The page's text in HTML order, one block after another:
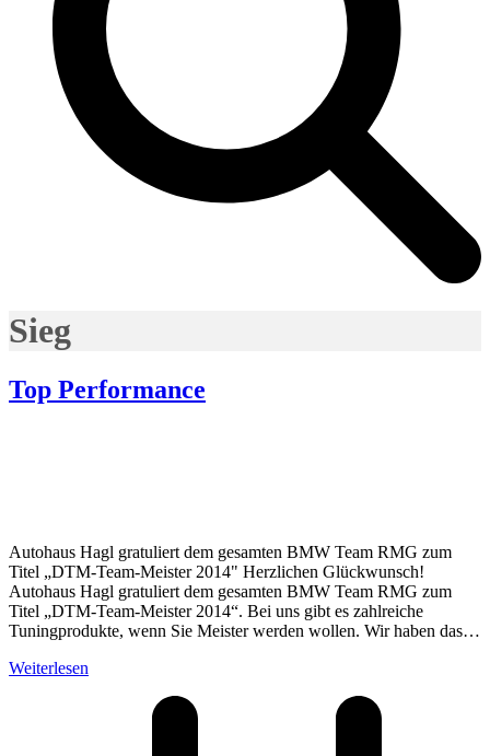
Sieg
Top Performance
Autohaus Hagl gratuliert dem gesamten BMW Team RMG zum
Titel „DTM-Team-Meister 2014" Herzlichen Glückwunsch!
Autohaus Hagl gratuliert dem gesamten BMW Team RMG zum
Titel „DTM-Team-Meister 2014“. Bei uns gibt es zahlreiche
Tuningprodukte, wenn Sie Meister werden wollen. Wir haben das…
Weiterlesen